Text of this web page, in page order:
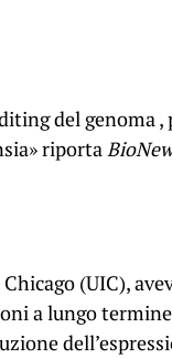
del genoma ,
riporta
(UIC),
a lungo